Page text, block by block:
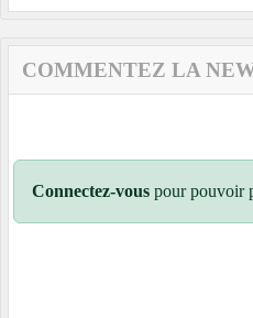
COMMENTEZ LA
Connectez-vous pour pouvoir